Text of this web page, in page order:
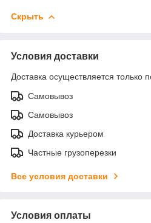
Скрыть
Условия доставки
Доставка осуществляется только
Самовывоз
Самовывоз
Доставка курьером
Частные грузоперезки
Все условия доставки
Условия оплаты